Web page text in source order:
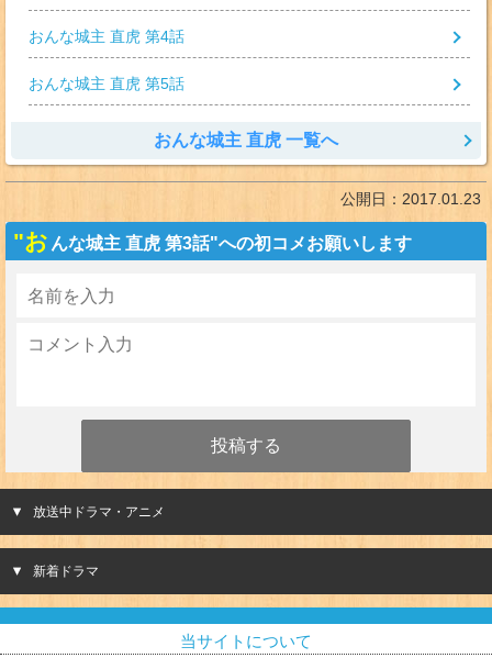
おんな城主 直虎 第4話
おんな城主 直虎 第5話
おんな城主 直虎 一覧へ
公開日： 2017.01.23
"お んな城主 直虎 第3話"への初コメお願いします
放送中ドラマ・アニメ
新着ドラマ
当サイトについて